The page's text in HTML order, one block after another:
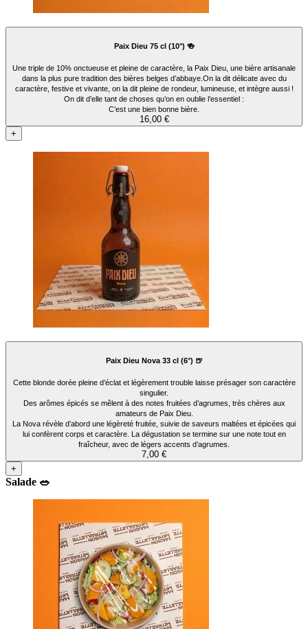
Paix Dieu 75 cl (10°) 🍻
Une triple de 10% onctueuse et pleine de caractère, la Paix Dieu, une bière artisanale
dans la plus pure tradition des bières belges d’abbaye.On la dit délicate avec du
caractère, festive et vivante, on la dit pleine de rondeur, lumineuse, et intègre aussi !
On dit d’elle tant de choses qu’on en oublie l’essentiel :
C’est une bien bonne bière.
16,00 €
+
Paix Dieu Nova 33 cl (6°) 🍺
Cette blonde dorée pleine d’éclat et légèrement trouble laisse présager son caractère
singulier.
Des arômes épicés se mêlent à des notes fruitées d’agrumes, très chères aux
amateurs de Paix Dieu.
La Nova révèle d’abord une légèreté fruitée, suivie de saveurs maltées et épicées qui
lui confèrent corps et caractère. La dégustation se termine sur une note tout en
fraîcheur, avec de légers accents d’agrumes.
7,00 €
+
Salade 🥗